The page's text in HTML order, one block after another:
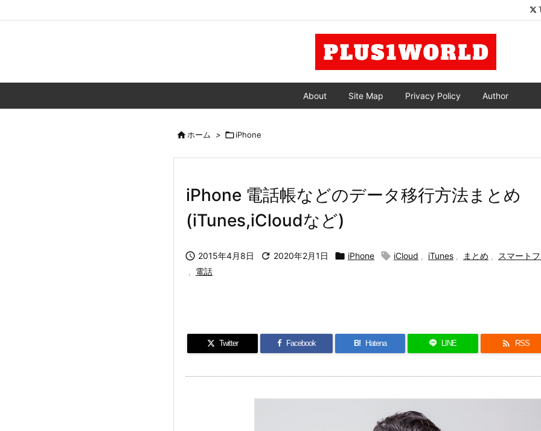
About Site Map Privacy Policy Author
ホーム > iPhone
iPhone 電話帳などのデータ移行方法まとめ
(iTunes,iCloudなど)
 2015年4月8日  2020年2月1日  iPhone  iCloud , iTunes , まとめ , スマート
, 電話
Twitter Facebook B! Hatena LINE  RSS